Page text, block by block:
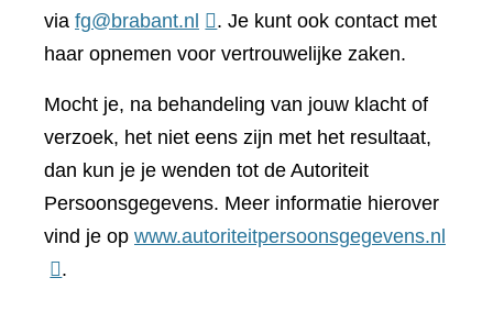
via fg@brabant.nl
. Je kunt ook contact met
haar opnemen voor vertrouwelijke zaken.
Mocht je, na behandeling van jouw klacht of
verzoek, het niet eens zijn met het resultaat,
dan kun je je wenden tot de Autoriteit
Persoonsgegevens. Meer informatie hierover
vind je op www.autoriteitpersoonsgegevens.nl
.